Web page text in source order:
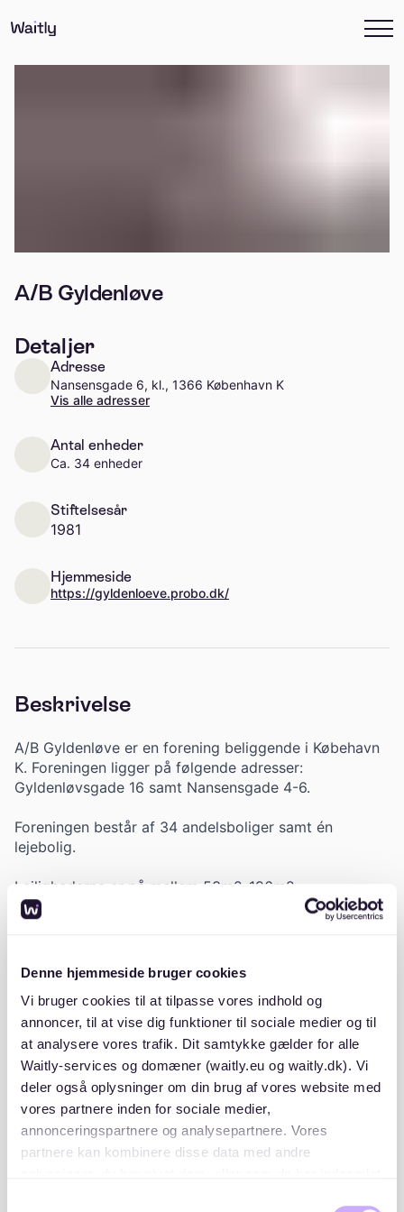
Denne hjemmeside bruger cookies
Vi bruger cookies til at tilpasse vores indhold og
annoncer, til at vise dig funktioner til sociale medier og til
at analysere vores trafik. Dit samtykke gælder for alle
Waitly-services og domæner (waitly.eu og waitly.dk). Vi
deler også oplysninger om din brug af vores website med
vores partnere inden for sociale medier,
annonceringspartnere og analysepartnere. Vores
partnere kan kombinere disse data med andre
A/B Gyldenløve
Detaljer
Adresse
Nansensgade 6, kl., 1366 København K
Vis alle adresser
Antal enheder
Ca. 34 enheder
Stiftelsesår
1981
Hjemmeside
https://gyldenloeve.probo.dk/
Beskrivelse
A/B Gyldenløve er en forening beliggende i Købehavn
K. Foreningen ligger på følgende adresser:
Gyldenløvsgade 16 samt Nansensgade 4-6.
Foreningen består af 34 andelsboliger samt én
lejebolig.
Lejlighederne er på mellem 53m2-196m2
Til foreningen hører en stor fælles grøn gård, fælles
Man skal have en relation i foreningen for at blive
skrevet op, så denne vil skulle godkende din tilmelding
(via mail).
For tilmelding til den interne liste, skal man kontakte
Waitly eller m.pryning@icloud.com for tilmeldingslink.